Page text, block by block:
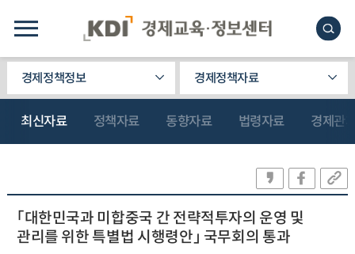
경제정책정보 경제정책자료
최신자료 정책자료 동향자료 법령자료 경제관
「대한민국과 미합중국 간 전략적투자의 운영 및
관리를 위한 특별법 시행령안」 국무회의 통과